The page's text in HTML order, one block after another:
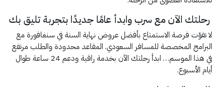
رحلتك الآن مع سرب وابدأ عامًا جديدًا بتجربة تليق بك
لا تفوّت فرصة الاستمتاع بأفضل عروض نهاية السنة في سنغافورة مع
البرامج المخصصة للمسافر السعودي. المقاعد محدودة والطلب مرتفع
في هذا الموسم… ابدأ رحلتك الآن بخدمة راقية ودعم 24 ساعة طوال
أيام الأسبوع.